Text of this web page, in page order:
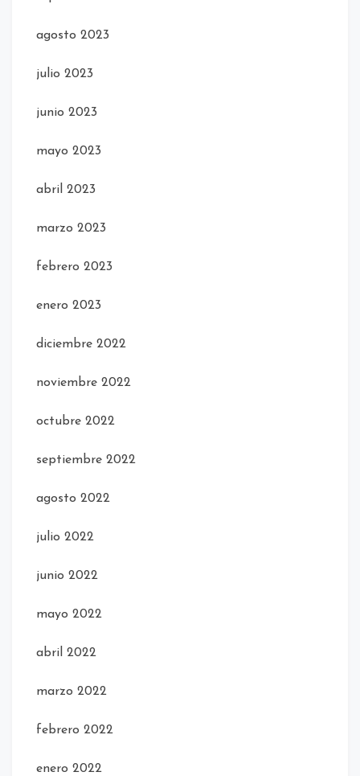
agosto 2023
julio 2023
junio 2023
mayo 2023
abril 2023
marzo 2023
febrero 2023
enero 2023
diciembre 2022
noviembre 2022
octubre 2022
septiembre 2022
agosto 2022
julio 2022
junio 2022
mayo 2022
abril 2022
marzo 2022
febrero 2022
enero 2022